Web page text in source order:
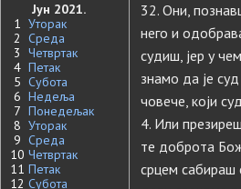
Јун 2021.
1 Уторак
2 Среда
3 Четвртак
4 Петак
5 Субота
6 Недеља
7 Понедељак
8 Уторак
9 Среда
10 Четвртак
11 Петак
12 Субота
32. Они,
него и
судиш, јер у
знамо да је
човече, који
4. Или
те доброта
срцем сабираш